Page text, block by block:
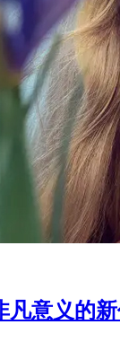
凡意义的